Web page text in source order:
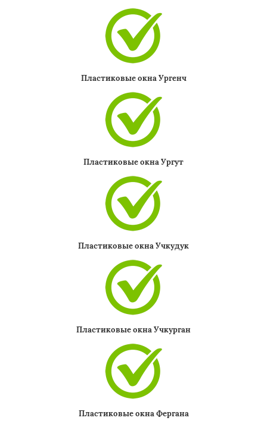
Пластиковые окна Ургенч
Пластиковые окна Ургут
Пластиковые окна Учкудук
Пластиковые окна Учкурган
Пластиковые окна Фергана